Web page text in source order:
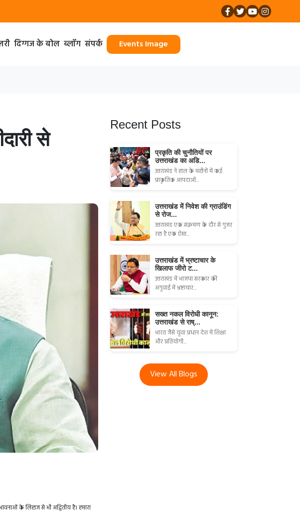
दिग्गज के बोल ब्लॉग संपर्क Events Image
से
के लिहाज से भी अद्वितीय है। हमारा
Recent Posts
प्रकृति की चुनौतियों पर
उत्तराखंड का अडि...
उत्तराखंड ने हाल के महीनों में कई
प्राकृतिक आपदाओं...
उत्तराखंड में निवेश की ग्राउंडिंग
से रोज...
उत्तराखंड एक संक्रमण के दौर से गुजर
रहा है एक ऐसा...
उत्तराखंड में भ्रष्टाचार के
खिलाफ जीरो ट...
उत्तराखंड में भाजपा सरकार की
अगुवाई में भ्रष्टाचार...
सख्त नकल विरोधी कानून:
उत्तराखंड से राष्...
भारत जैसे युवा प्रधान देश में शिक्षा
और प्रतियोगी...
View All Blogs